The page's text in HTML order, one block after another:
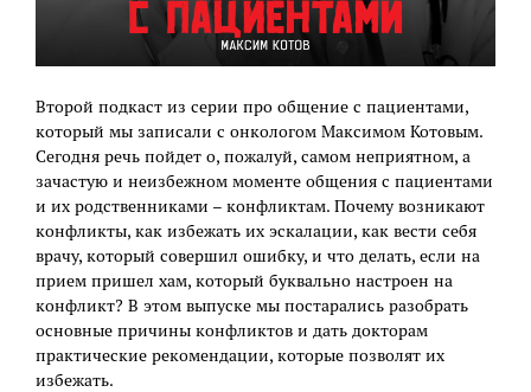
Второй подкаст из серии про общение с пациентами,
который мы записали с онкологом Максимом Котовым.
Сегодня речь пойдет о, пожалуй, самом неприятном, а
зачастую и неизбежном моменте общения с пациентами
и их родственниками – конфликтам. Почему возникают
конфликты, как избежать их эскалации, как вести себя
врачу, который совершил ошибку, и что делать, если на
прием пришел хам, который буквально настроен на
конфликт? В этом выпуске мы постарались разобрать
основные причины конфликтов и дать докторам
практические рекомендации, которые позволят их
избежать.